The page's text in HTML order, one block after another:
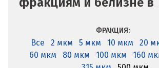
ФРАКЦИЯ:
Все 2 мкм 5 мкм 10 мкм 20
60 мкм
80 мкм 100 мкм 160